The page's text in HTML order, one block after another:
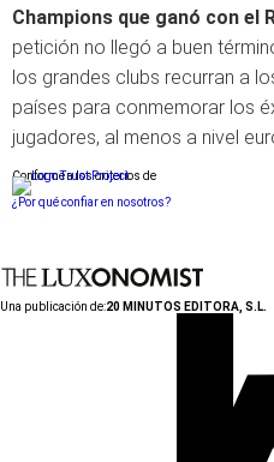
Champions que ganó con el
petición no llegó a buen
los grandes clubs recurran a
países para conmemorar los
jugadores, al menos a nivel
Conforme a los criterios de
¿Por qué confiar en nosotros?
Una publicación de:20 MINUTOS EDITORA, S.L.